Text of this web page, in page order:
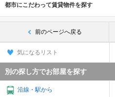
都市にこだわって賃貸物件を探す
前のページへ戻る
気になるリスト
別の探し方でお部屋を探す
沿線・駅から